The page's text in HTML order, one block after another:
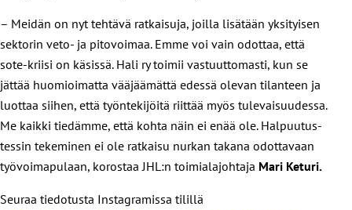
– Meidän on nyt tehtävä ratkaisuja, joilla lisätään yksityisen
sektorin veto- ja pitovoimaa. Emme voi vain odottaa, että
sote-kriisi on käsissä. Hali ry toimii vastuuttomasti, kun se
jättää huomioimatta vääjäämättä edessä olevan tilanteen ja
luottaa siihen, että työntekijöitä riittää myös tulevaisuudessa.
Me kaikki tiedämme, että kohta näin ei enää ole. Halpuutus-
tessin tekeminen ei ole ratkaisu nurkan takana odottavaan
työvoimapulaan, korostaa JHL:n toimialajohtaja Mari Keturi.
Seuraa tiedotusta Instagramissa tilillä